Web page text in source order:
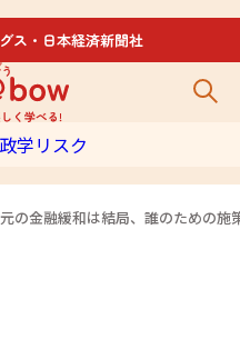
学リスク
の金融緩和は結局、誰のための施